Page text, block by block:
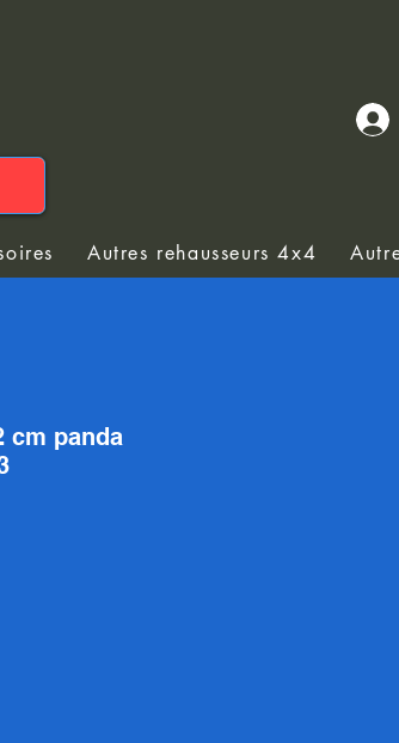
Autres rehausseurs 4x4
cm panda